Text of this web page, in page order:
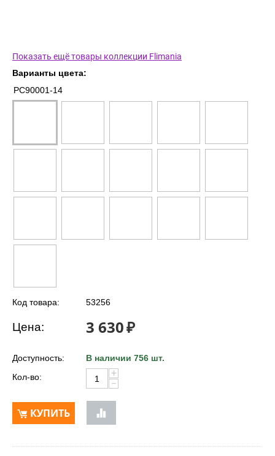
Показать ещё товары коллекции Flimania
Варианты цвета:
PC90001-14
Код товара: 53256
Цена: 3 630₽
Доступность:
В наличии 756 шт.
Кол-во:
+
−
КУПИТЬ